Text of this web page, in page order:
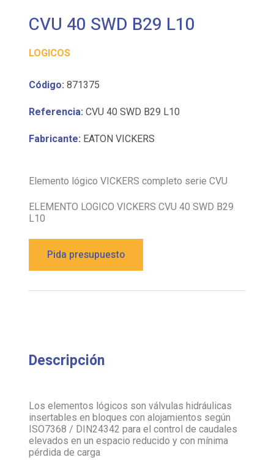
CVU 40 SWD B29 L10
LOGICOS
Código: 871375
Referencia: CVU 40 SWD B29 L10
Fabricante: EATON VICKERS
Elemento lógico VICKERS completo serie CVU
ELEMENTO LOGICO VICKERS CVU 40 SWD B29
L10
Pida presupuesto
Descripción
Los elementos lógicos son válvulas hidráulicas
insertables en bloques con alojamientos según
ISO7368 / DIN24342 para el control de caudales
elevados en un espacio reducido y con mínima
pérdida de carga